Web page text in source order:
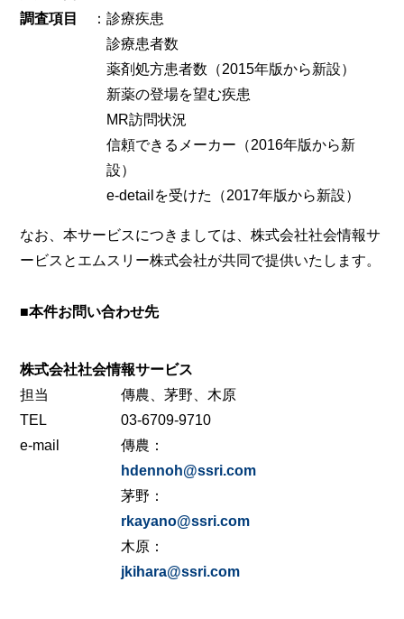
調査項目
：診療疾患
診療患者数
薬剤処方患者数（2015年版から新設）
新薬の登場を望む疾患
MR訪問状況
信頼できるメーカー（2016年版から新
設）
e-detailを受けた（2017年版から新設）
なお、本サービスにつきましては、株式会社社会情報サ
ービスとエムスリー株式会社が共同で提供いたします。
■本件お問い合わせ先
株式会社社会情報サービス
担当
傳農、茅野、木原
TEL
03-6709-9710
e-mail
傳農：
hdennoh@ssri.com
茅野：
rkayano@ssri.com
木原：
jkihara@ssri.com